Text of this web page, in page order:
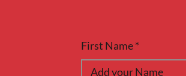
First Name